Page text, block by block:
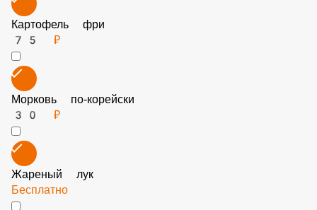
Сыр моцарелла
75 ₽
Картофель фри
75 ₽